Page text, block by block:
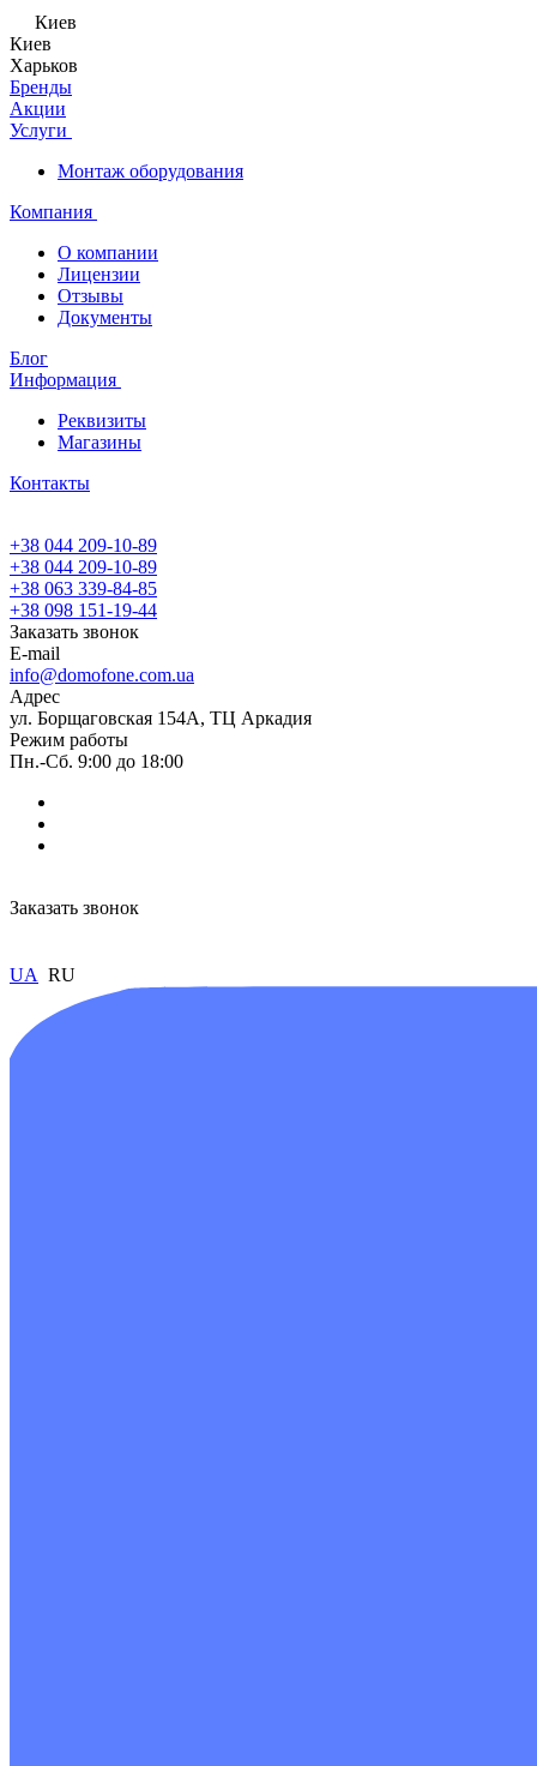
Киев
Киев
Харьков
Бренды
Акции
Услуги
Монтаж оборудования
Компания
О компании
Лицензии
Отзывы
Документы
Блог
Информация
Реквизиты
Магазины
Контакты
+38 044 209-10-89
+38 044 209-10-89
+38 063 339-84-85
+38 098 151-19-44
Заказать звонок
E-mail
info@domofone.com.ua
Адрес
ул. Борщаговская 154А, ТЦ Аркадия
Режим работы
Пн.-Сб. 9:00 до 18:00
Заказать звонок
UA RU